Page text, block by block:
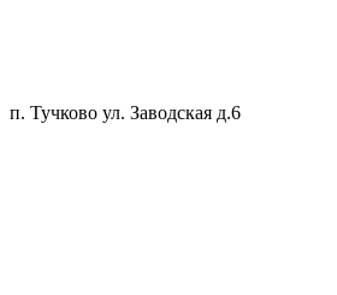
п. Тучково ул. Заводская д.6